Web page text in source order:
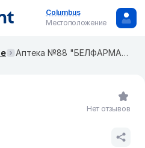
Columbus
Местоположение
Аптека №88 "БЕЛФАРМАЦИЯ"
Нет отзывов